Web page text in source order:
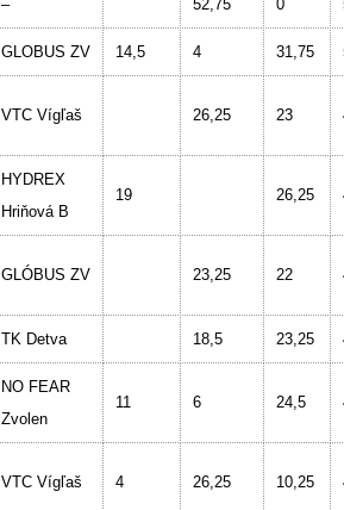
– 52,75 0
GLOBUS ZV 14,5 4 31,75
VTC Vígľaš 26,25 23
HYDREX
Hriňová B
19 26,25
GLÓBUS ZV 23,25 22
TK Detva 18,5 23,25
NO FEAR
Zvolen
11 6 24,5
VTC Vígľaš 4 26,25 10,25